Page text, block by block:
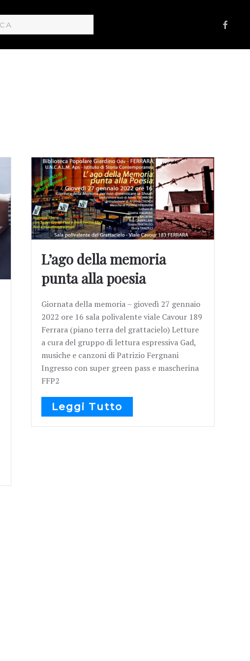
L’ago della memoria
punta alla poesia
Giornata della memoria – giovedì 27 gennaio
2022 ore 16 sala polivalente viale Cavour 189
Ferrara (piano terra del grattacielo) Letture
a cura del gruppo di lettura espressiva Gad,
musiche e canzoni di Patrizio Fergnani
Ingresso con super green pass e mascherina
FFP2
Leggi Tutto